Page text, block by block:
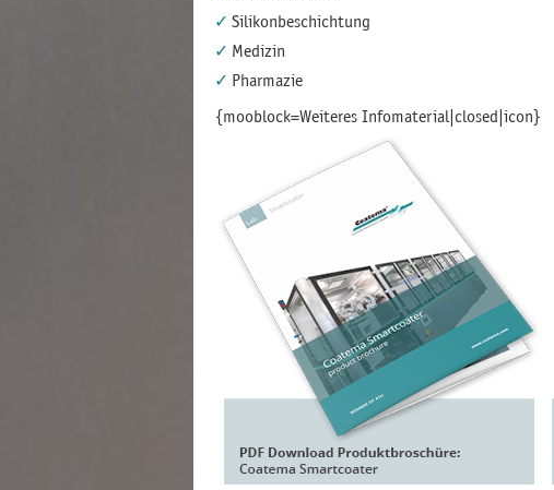
Silikonbeschichtung
Medizin
Pharmazie
{mooblock=Weiteres Infomaterial|closed|icon}